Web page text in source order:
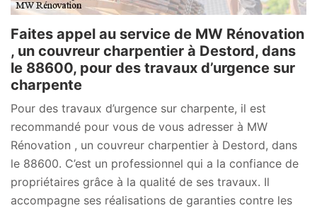
Faites appel au service de MW Rénovation
, un couvreur charpentier à Destord, dans
le 88600, pour des travaux d’urgence sur
charpente
Pour des travaux d’urgence sur charpente, il est
recommandé pour vous de vous adresser à MW
Rénovation , un couvreur charpentier à Destord, dans
le 88600. C’est un professionnel qui a la confiance de
propriétaires grâce à la qualité de ses travaux. Il
accompagne ses réalisations de garanties contre les